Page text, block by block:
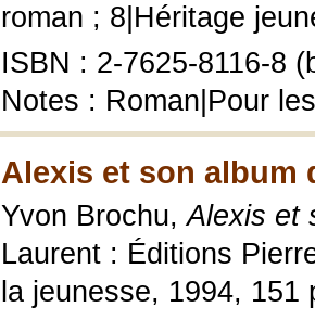
roman ; 8|Héritage
ISBN : 2-7625-8116-8
Notes : Roman|Pour
Alexis et son album
Yvon Brochu,Alexis et
Laurent : Éditions
la jeunesse, 1994,